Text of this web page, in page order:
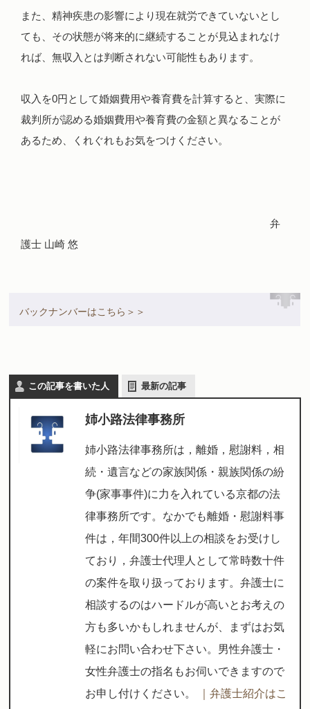
また、精神疾患の影響により現在就労できていないとし
ても、その状態が将来的に継続することが見込まれなけ
れば、無収入とは判断されない可能性もあります。
収入を0円として婚姻費用や養育費を計算すると、実際に
裁判所が認める婚姻費用や養育費の金額と異なることが
あるため、くれぐれもお気をつけください。
弁
護士 山崎 悠
バックナンバーはこちら＞＞
この記事を書いた人 最新の記事
姉小路法律事務所
姉小路法律事務所は，離婚，慰謝料，相
続・遺言などの家族関係・親族関係の紛
争(家事事件)に力を入れている京都の法
律事務所です。なかでも離婚・慰謝料事
件は，年間300件以上の相談をお受けし
ており，弁護士代理人として常時数十件
の案件を取り扱っております。弁護士に
相談するのはハードルが高いとお考えの
方も多いかもしれませんが、まずはお気
軽にお問い合わせ下さい。男性弁護士・
女性弁護士の指名もお伺いできますので
お申し付けください。
｜弁護士紹介はこ